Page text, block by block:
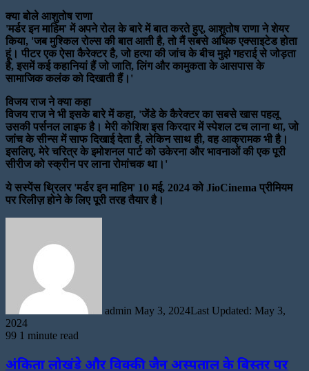
क्या बोले आशुतोष राणा
'मर्डर इन माहिम' में अपने रोल के बारे में बात करते हुए, आशुतोष राणा ने शेयर
किया, 'जब मुश्किल रोल्स की बात आती है, तो मैं सबसे अधिक एक्साइटेड होता
हूं। पीटर एक ऐसा कैरेक्टर है, जो हत्या की जांच के बीच मुझे गहराई से जोड़ता
है, इसमें कई कहानियां हैं जो जाति, लिंग और कामुकता के आसपास के
सामाजिक कलंक को दिखाती हैं।'
विजय राज ने क्या कहा
विजय राज ने भी इसके बारे में कहा, 'जेंडे के कैरेक्टर का सबसे खास पहलू
उसकी पर्सनल लाइफ है। मेरी कोशिश इस किरदार में स्पेशल टच लाना था, जो
जांच के सीन्स में साफ दिखाई देता है, लेकिन साथ ही, वह आक्रामक भी है।
इसलिए, मेरे चरित्र के इमोशनल पार्ट को उकेरना और भावनाओं की एक पूरी
सीरीज को स्क्रीन पर लाना रोमांचक था।'
ये सस्पेंस थ्रिलर 'मर्डर इन माहिम' 10 मई, 2024 को JioCinema प्रीमियम
पर रिलीज़ होने के लिए पूरी तरह तैयार है।
admin May 3, 2024Last Updated: May 3,
2024
99 1 minute read
अंकिता लोखंडे और विक्की जैन अस्पताल के बिस्तर पर